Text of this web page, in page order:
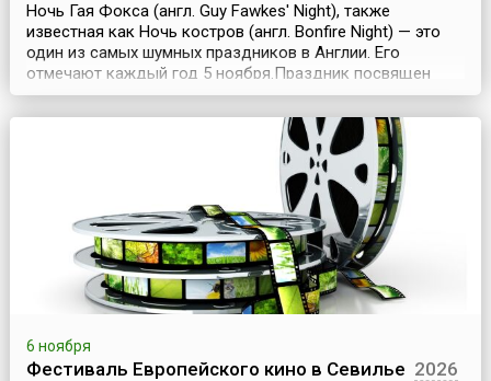
Ночь Гая Фокса (англ. Guy Fawkes' Night), также
известная как Ночь костров (англ. Bonfire Night) — это
один из самых шумных праздников в Англии. Его
отмечают каждый год 5 ноября.Праздник посвящен
одному историческому событию, произошедшему 5
ноября 1605 года, когда злоумышленниками был
спланирован заговор против короля Якова I и членов
Парламента. Католики возлагали большие надежды на
6 ноября
Фестиваль Европейского кино в Севилье 2026